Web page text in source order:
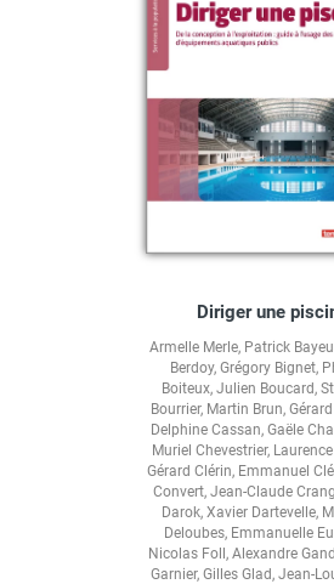
Diriger une
Armelle Merle, Patrick
Berdoy, Grégory Bignet,
Boiteux, Julien Boucard,
Bourrier, Martin Brun,
Delphine Cassan, Gaële
Muriel Chevestrier,
Gérard Clérin, Emmanuel
Convert, Jean-Claude
Darok, Xavier Dartevelle,
Deloubes, Emmanuelle
Nicolas Foll, Alexandre
Garnier, Gilles Glad, Jean-